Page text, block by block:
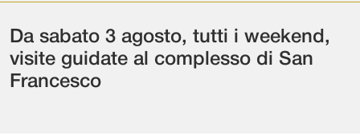
Da sabato 3 agosto, tutti i weekend,
visite guidate al complesso di San
Francesco